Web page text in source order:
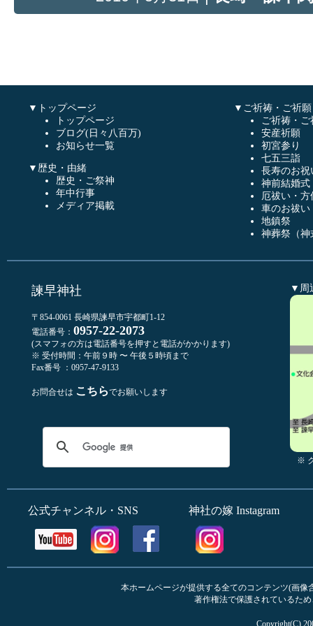
▼トップページ
トップページ
ブログ(日々八百万)
お知らせ一覧
▼歴史・由緒
歴史・ご祭神
年中行事
メディア掲載
▼ご祈祷・ご祈願
ご祈祷・ご
安産祈願
初宮参り
七五三詣
長寿のお祝
神前結婚式
厄祓い・方
車のお祓い
地鎮祭
神葬祭（神
諫早神社
〒854-0061 長崎県諫早市宇都町1-12
電話番号： 0957-22-2073
(スマフォの方は電話番号を押すと電話がかかります)
※ 受付時間：午前９時 〜 午後５時頃まで
Fax番号 ：0957-47-9133
お問合せは こちらでお願いします
▼周
※
公式チャンネル・SNS 神社の嫁 Instagram
本ホームページが提供する全てのコンテンツ(画
著作権法で保護されているた